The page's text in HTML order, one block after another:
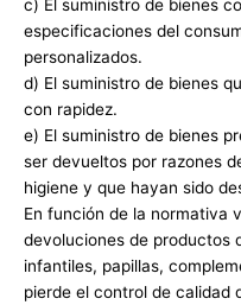
c) El suministro de bienes
especificaciones del
personalizados.
d) El suministro de bienes
con rapidez.
e) El suministro de bienes
ser devueltos por razones
higiene y que hayan sido
En función de la normativa
devoluciones de productos
infantiles, papillas,
pierde el control de calidad